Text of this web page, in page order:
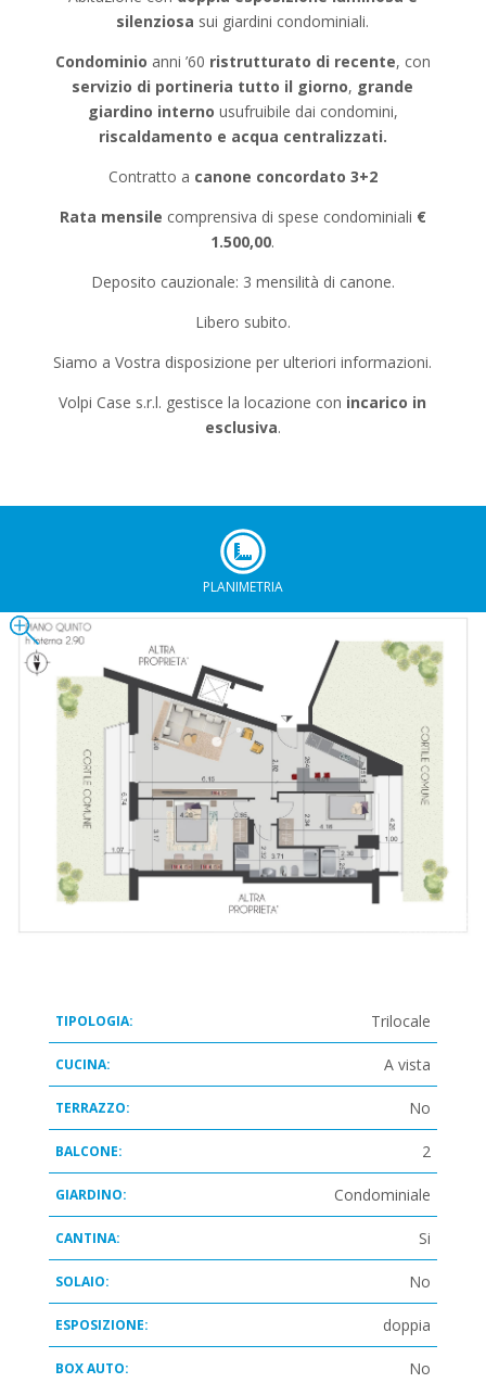
silenziosa sui giardini condominiali.
Condominio anni ’60 ristrutturato di recente, con
servizio di portineria tutto il giorno, grande
giardino interno usufruibile dai condomini,
riscaldamento e acqua centralizzati.
Contratto a canone concordato 3+2
Rata mensile comprensiva di spese condominiali €
1.500,00.
Deposito cauzionale: 3 mensilità di canone.
Libero subito.
Siamo a Vostra disposizione per ulteriori informazioni.
Volpi Case s.r.l. gestisce la locazione con incarico in
esclusiva.
PLANIMETRIA
TIPOLOGIA: Trilocale
CUCINA: A vista
TERRAZZO: No
BALCONE: 2
GIARDINO: Condominiale
CANTINA: Si
SOLAIO: No
ESPOSIZIONE: doppia
BOX AUTO: No